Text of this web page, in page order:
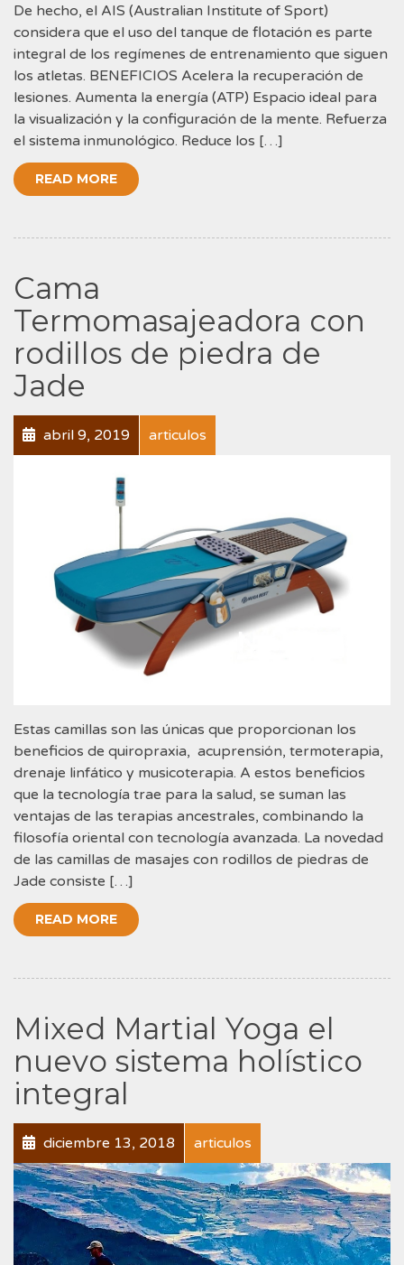
De hecho, el AIS (Australian Institute of Sport)
considera que el uso del tanque de flotación es parte
integral de los regímenes de entrenamiento que siguen
los atletas. BENEFICIOS Acelera la recuperación de
lesiones. Aumenta la energía (ATP) Espacio ideal para
la visualización y la configuración de la mente. Refuerza
el sistema inmunológico. Reduce los […]
READ MORE
Cama
Termomasajeadora con
rodillos de piedra de
Jade
abril 9, 2019 articulos
Estas camillas son las únicas que proporcionan los
beneficios de quiropraxia, acuprensión, termoterapia,
drenaje linfático y musicoterapia. A estos beneficios
que la tecnología trae para la salud, se suman las
ventajas de las terapias ancestrales, combinando la
filosofía oriental con tecnología avanzada. La novedad
de las camillas de masajes con rodillos de piedras de
Jade consiste […]
READ MORE
Mixed Martial Yoga el
nuevo sistema holístico
integral
diciembre 13, 2018 articulos